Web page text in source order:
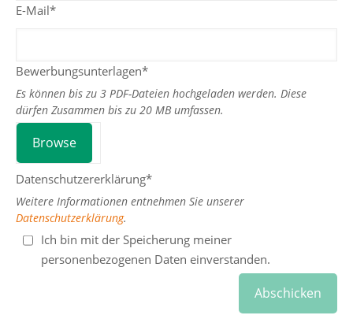
E-Mail*
Bewerbungsunterlagen*
Es können bis zu 3 PDF-Dateien hochgeladen werden. Diese
dürfen Zusammen bis zu 20 MB umfassen.
Browse
Datenschutzererklärung*
Weitere Informationen entnehmen Sie unserer
Datenschutzerklärung.
Ich bin mit der Speicherung meiner
personenbezogenen Daten einverstanden.
Abschicken